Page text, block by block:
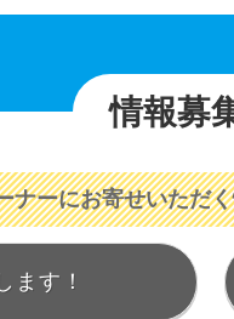
情報募
ナーにお寄せいただ
ます！